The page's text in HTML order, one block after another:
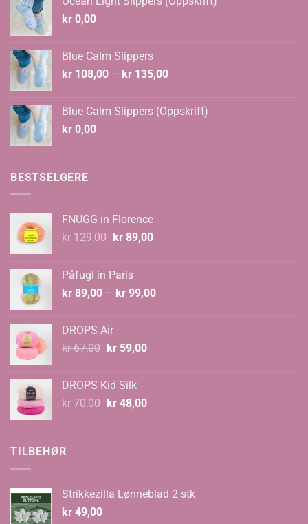
kr 124,00.kr 108,00.
kr 0,00
Blue Calm Slippers
kr 108,00 – kr 135,00Prisområde:
kr 135,00
Blue Calm Slippers (Oppskrift)
kr 0,00
BESTSELGERE
FNUGG in Florence
kr129,00 Opprinnelig
kr 129,00.
kr89,00Nåværende
Påfugl in Paris
kr 89,00 – kr 99,00Prisområde:
DROPS Air
kr67,00 Opprinnelig
kr 67,00.
kr59,00Nåværende
DROPS Kid Silk
kr70,00 Opprinnelig
kr48,00Nåværende
TILBEHØR
Strikkezilla Lønneblad 2 stk
kr 49,00